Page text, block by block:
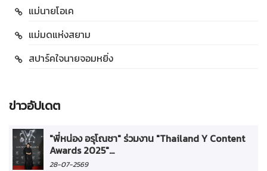
แม่นายโอเค
แม่มดแห่งสยาม
สปาร์คใจนายจอมหยิ่ง
ข่าวอัปเดต
"พี่หน่อง อรุโณชา" ร่วมงาน "Thailand Y Content
Awards 2025"...
28-07-2569